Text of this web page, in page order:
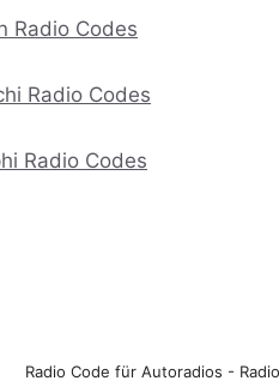
Radio Codes
Radio Codes
Radio Codes
Radio Code für Autoradios -